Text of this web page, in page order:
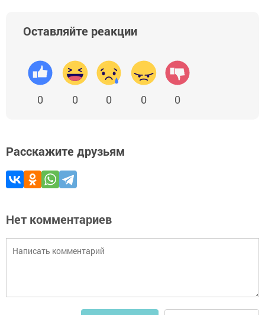
Оставляйте реакции
0 0 0 0 0
Расскажите друзьям
Нет комментариев